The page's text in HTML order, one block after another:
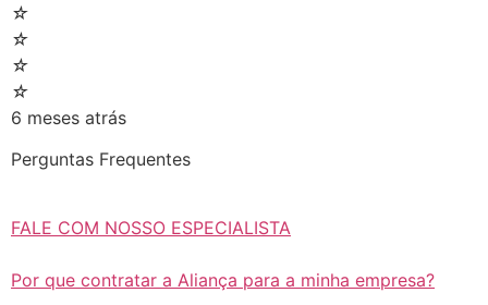
☆
☆
☆
☆
6 meses atrás
Perguntas Frequentes
FALE COM NOSSO ESPECIALISTA
Por que contratar a Aliança para a minha empresa?